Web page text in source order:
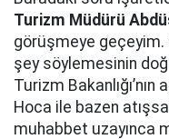
Turizm Müdürü
görüşmeye geçeyim.
şey söylemesinin
Turizm
Hoca ile bazen
muhabbet uzayınca